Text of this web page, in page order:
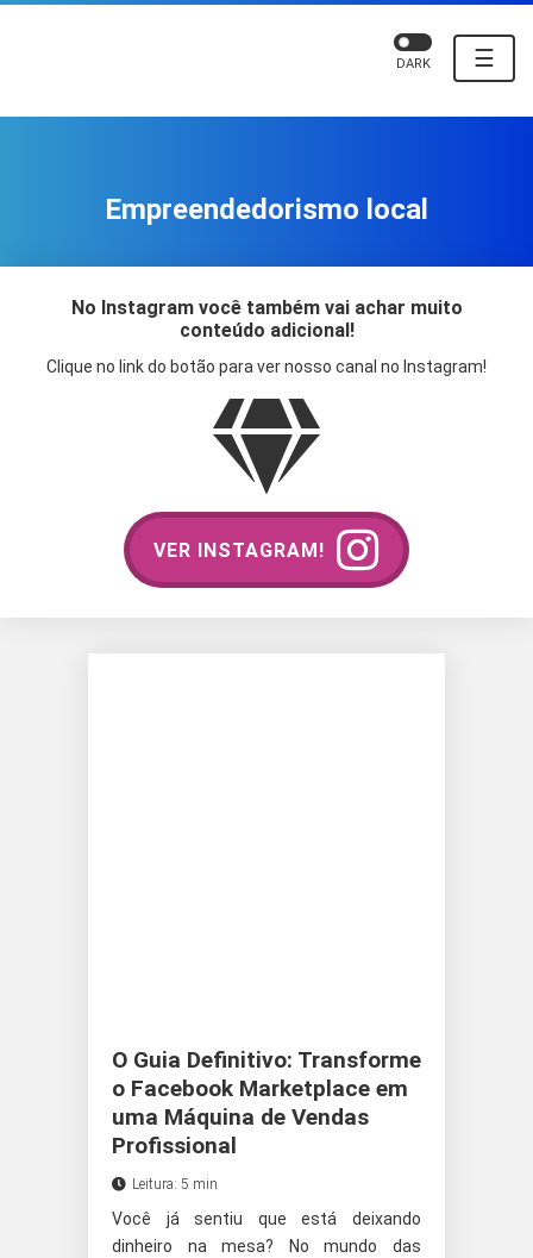
☰
DARK
Empreendedorismo local
No Instagram você também vai achar muito
conteúdo adicional!
Clique no link do botão para ver nosso canal no Instagram!
VER INSTAGRAM!
O Guia Definitivo: Transforme
o Facebook Marketplace em
uma Máquina de Vendas
Profissional
Leitura: 5 min
Você já sentiu que está deixando
dinheiro na mesa? No mundo das